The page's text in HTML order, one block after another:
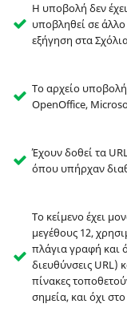
Η υποβολή δεν
υποβληθεί σε άλλο
εξήγηση στα
Το αρχείο
OpenOffice,
Έχουν δοθεί τα
όπου υπήρχαν
Το κείμενο έχει
μεγέθους 12,
πλάγια γραφή και
διευθύνσεις URL)
πίνακες
σημεία, και όχι